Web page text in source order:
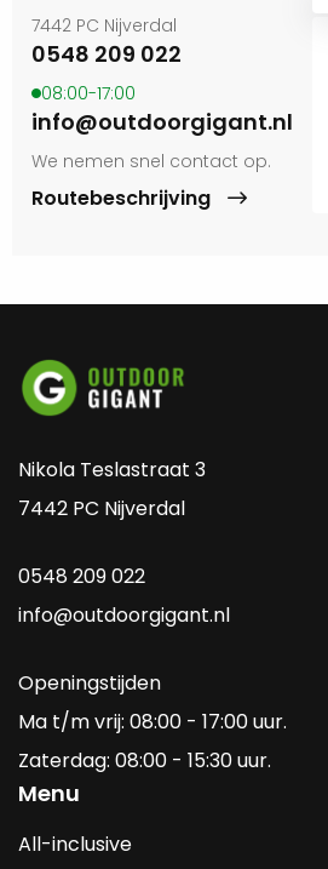
7442 PC Nijverdal
0548 209 022
08:00-17:00
info@outdoorgigant.nl
We nemen snel contact op.
Routebeschrijving
Nikola Teslastraat 3
7442 PC Nijverdal
0548 209 022
info@outdoorgigant.nl
Openingstijden
Ma t/m vrij: 08:00 - 17:00 uur.
Zaterdag: 08:00 - 15:30 uur.
Menu
All-inclusive